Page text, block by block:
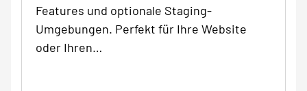
Features und optionale Staging-
Umgebungen. Perfekt für Ihre Website
oder Ihren…